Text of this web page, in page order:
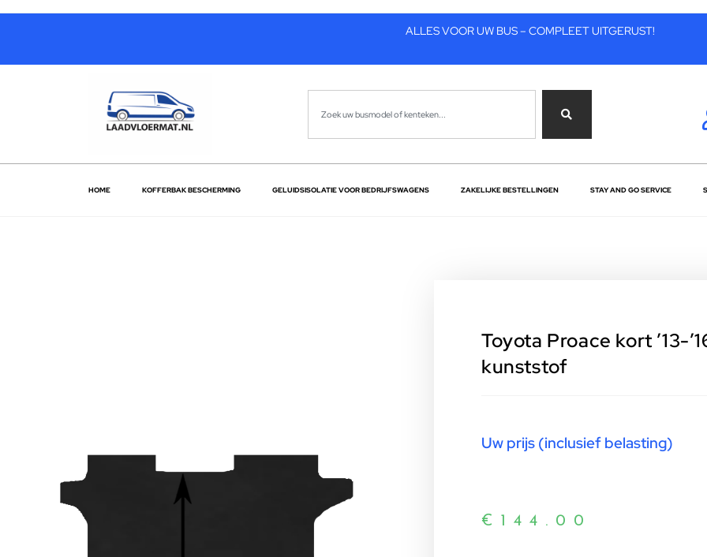
ALLES VOOR UW BUS – COMPLEET UITGERUST!
HOME KOFFERBAK BESCHERMING GELUIDSISOLATIE VOOR BEDRIJFSWAGENS ZAKELIJKE BESTELLINGEN STAY AND GO SERVICE
Toyota Proace kort ’13-
kunststof
Uw prijs (inclusief belasting)
€ 144.00